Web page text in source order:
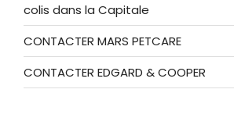
colis dans la Capitale
CONTACTER MARS PETCARE
CONTACTER EDGARD & COOPER